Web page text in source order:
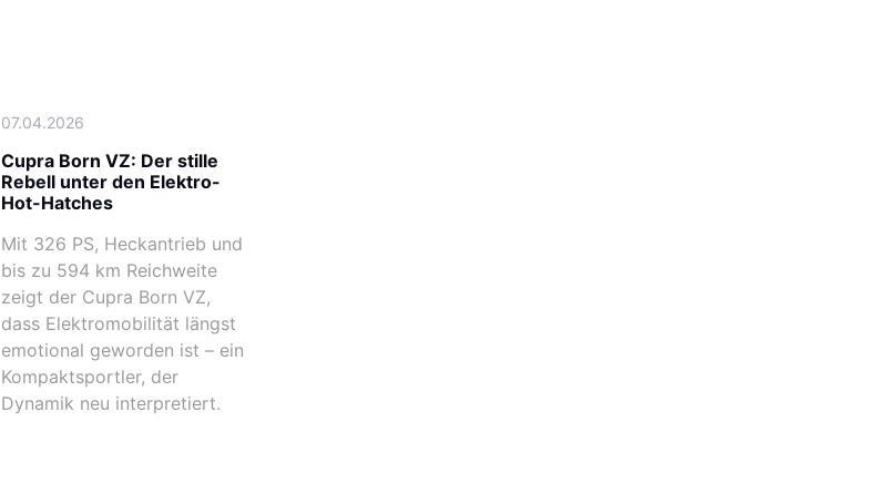
07.04.2026
Cupra Born VZ: Der stille
Rebell unter den Elektro-
Hot-Hatches
Mit 326 PS, Heckantrieb und
bis zu 594 km Reichweite
zeigt der Cupra Born VZ,
dass Elektromobilität längst
emotional geworden ist – ein
Kompaktsportler, der
Dynamik neu interpretiert.